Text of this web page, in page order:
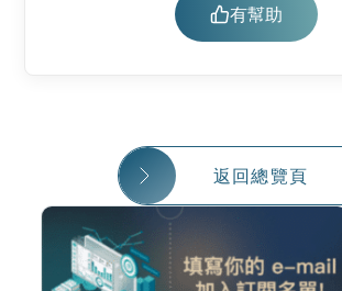
有幫助
返回總覽頁